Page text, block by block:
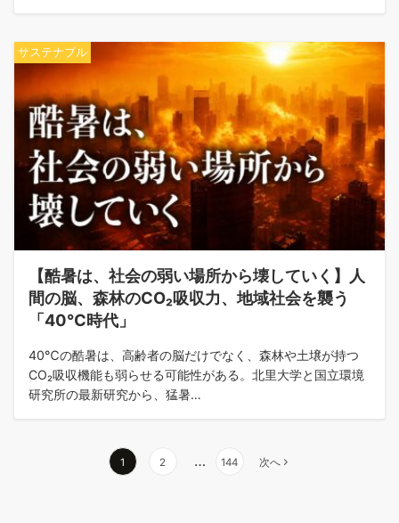
サステナブル
【酷暑は、社会の弱い場所から壊していく】人
間の脳、森林のCO₂吸収力、地域社会を襲う
「40℃時代」
40℃の酷暑は、高齢者の脳だけでなく、森林や土壌が持つ
CO₂吸収機能も弱らせる可能性がある。北里大学と国立環境
研究所の最新研究から、猛暑…
1 2 … 144 次へ